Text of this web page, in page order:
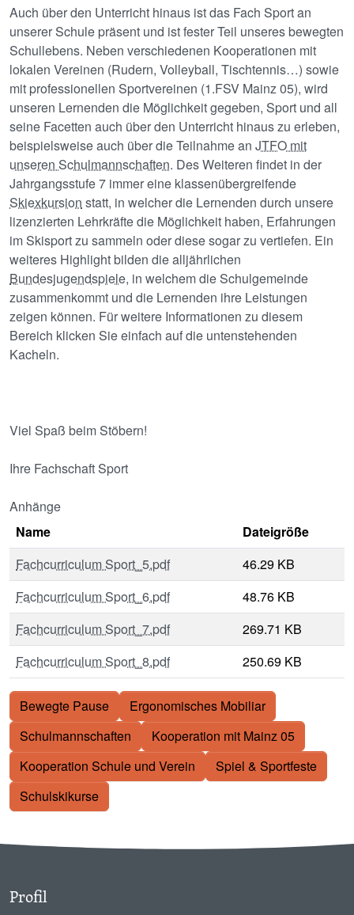
Auch über den Unterricht hinaus ist das Fach Sport an
unserer Schule präsent und ist fester Teil unseres bewegten
Schullebens. Neben verschiedenen Kooperationen mit
lokalen Vereinen (Rudern, Volleyball, Tischtennis…) sowie
mit professionellen Sportvereinen (1.FSV Mainz 05), wird
unseren Lernenden die Möglichkeit gegeben, Sport und all
seine Facetten auch über den Unterricht hinaus zu erleben,
beispielsweise auch über die Teilnahme an JTFO mit
unseren Schulmannschaften. Des Weiteren findet in der
Jahrgangsstufe 7 immer eine klassenübergreifende
Skiexkursion statt, in welcher die Lernenden durch unsere
lizenzierten Lehrkräfte die Möglichkeit haben, Erfahrungen
im Skisport zu sammeln oder diese sogar zu vertiefen. Ein
weiteres Highlight bilden die alljährlichen
Bundesjugendspiele, in welchem die Schulgemeinde
zusammenkommt und die Lernenden ihre Leistungen
zeigen können. Für weitere Informationen zu diesem
Bereich klicken Sie einfach auf die untenstehenden
Kacheln.
Viel Spaß beim Stöbern!
Ihre Fachschaft Sport
Anhänge
Name
Dateigröße
Fachcurriculum Sport_5.pdf
46.29 KB
Fachcurriculum Sport_6.pdf
48.76 KB
Fachcurriculum Sport_7.pdf
269.71 KB
Fachcurriculum Sport_8.pdf
250.69 KB
Bewegte Pause
Ergonomisches Mobiliar
Schulmannschaften
Kooperation mit Mainz 05
Kooperation Schule und Verein
Spiel & Sportfeste
Schulskikurse
Profil